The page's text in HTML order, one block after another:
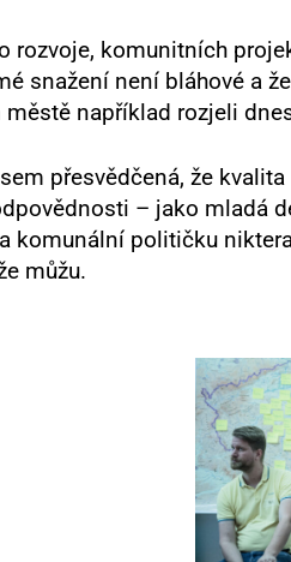
komunitních
snažení není bláhové a
například rozjeli
přesvědčená, že
– jako mladá
političku
můžu.